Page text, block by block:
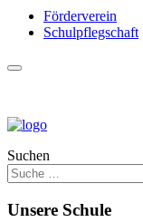
Förderverein
Schulpflegschaft
Suchen
Unsere Schule